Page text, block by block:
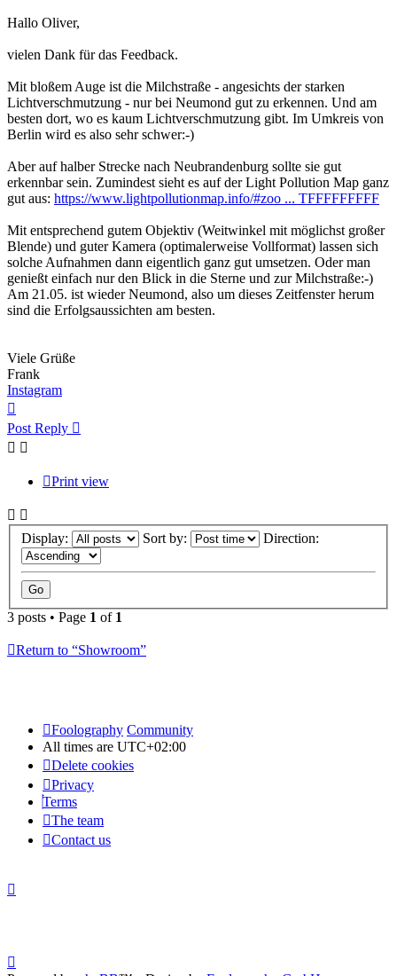
Hallo Oliver,
vielen Dank für das Feedback.
Mit bloßem Auge ist die Milchstraße - angesichts der starken
Lichtverschmutzung - nur bei Neumond gut zu erkennen. Und am
besten dort, wo es kaum Lichtverschmutzung gibt. Im Umkreis von
Berlin wird es also sehr schwer:-)
Aber auf halber Strecke nach Neubrandenburg sollte sie gut
erkennbar sein. Zumindest sieht es auf der Light Pollution Map ganz
gut aus: https://www.lightpollutionmap.info/#zoo ... TFFFFFFFFF
Mit entsprechend gutem Objektiv (Weitwinkel mit möglichst großer
Blende) und guter Kamera (optimalerweise Vollformat) lassen sich
solche Aufnahmen dann eigentlich ganz gut umsetzen. Oder man
genießt einfach nur den Blick in die Sterne und zur Milchstraße:-)
Am 21.05. ist wieder Neumond, also um dieses Zeitfenster herum
sind die Erfolgsaussichten am besten.
Viele Grüße
Frank
Instagram
Post Reply
Print view
Display: Sort by: Direction:
3 posts • Page 1 of 1
Return to “Showroom”
Foolography Community
All times are UTC+02:00
Delete cookies
Privacy
Terms
The team
Contact us